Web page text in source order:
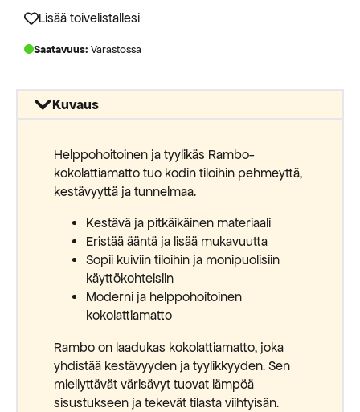
Lisää toivelistallesi
Saatavuus: Varastossa
Kuvaus
Helppohoitoinen ja tyylikäs Rambo-
kokolattiamatto tuo kodin tiloihin pehmeyttä,
kestävyyttä ja tunnelmaa.
Kestävä ja pitkäikäinen materiaali
Eristää ääntä ja lisää mukavuutta
Sopii kuiviin tiloihin ja monipuolisiin
käyttökohteisiin
Moderni ja helppohoitoinen
kokolattiamatto
Rambo on laadukas kokolattiamatto, joka
yhdistää kestävyyden ja tyylikkyyden. Sen
miellyttävät värisävyt tuovat lämpöä
sisustukseen ja tekevät tilasta viihtyisän.